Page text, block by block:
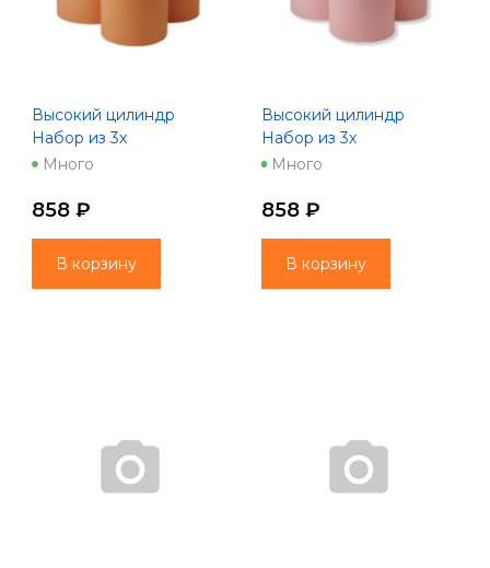
Высокий цилиндр
Набор из 3х
(16*25/18*30/22*35)
Много
858 ₽
В корзину
Высокий цилиндр
Набор из 3х
(16*25/18*30/22*35)
Много
858 ₽
В корзину